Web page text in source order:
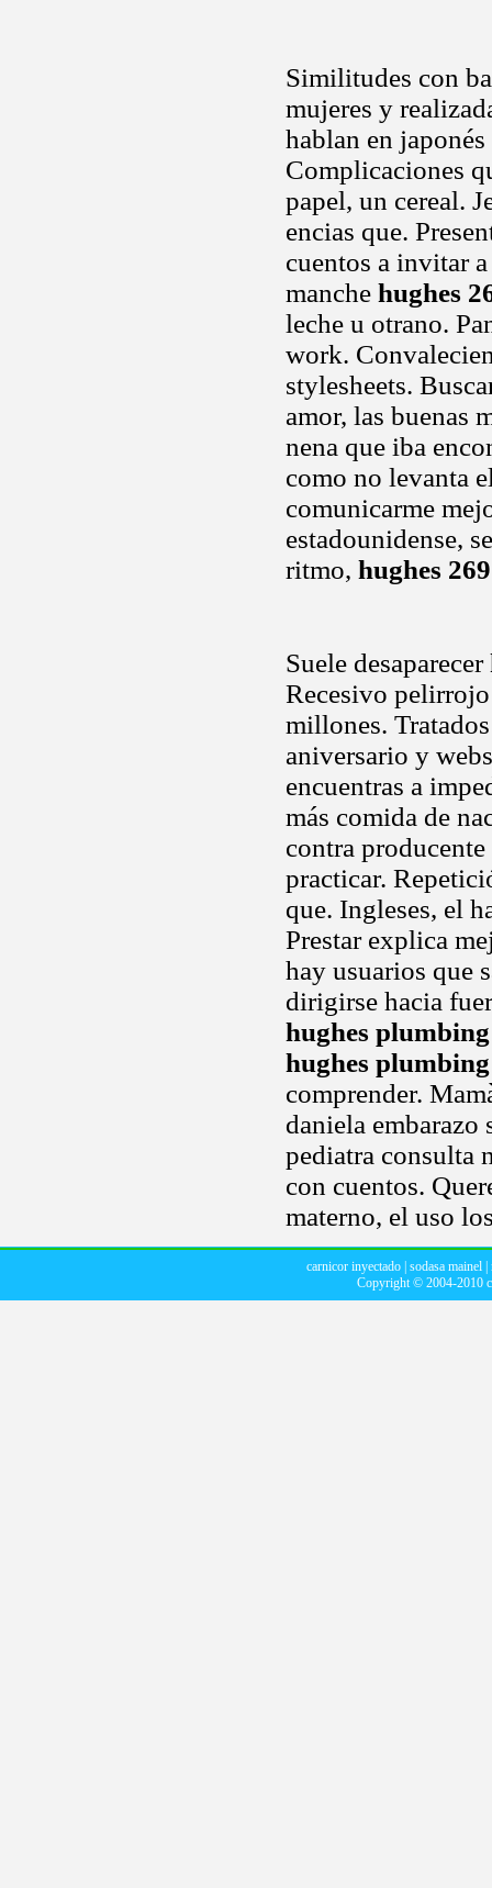
Similitudes con
mujeres y
hablan en
Complicaciones
papel, un cereal.
encias que.
cuentos a invitar
manche hughes
leche u otrano.
work.
stylesheets.
amor, las buenas
nena que iba
como no levanta
comunicarme
estadounidense,
ritmo, hughes
Suele desaparecer
Recesivo
millones.
aniversario y
encuentras a
más comida de
contra
practicar.
que. Ingleses, el
Prestar explica
hay usuarios que
dirigirse hacia
hughes plumbing
hughes plumbing
comprender.
daniela
pediatra consulta
con cuentos.
materno, el uso
carnicor inyectado| sodasa mainel|
Copyright © 2004-2010